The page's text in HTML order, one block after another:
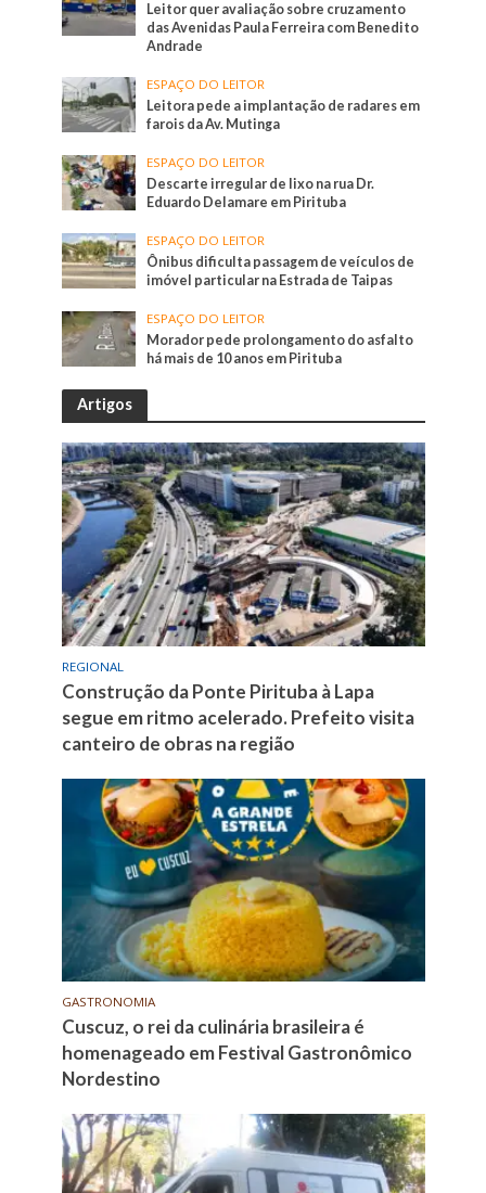
Leitor quer avaliação sobre cruzamento
das Avenidas Paula Ferreira com Benedito
Andrade
ESPAÇO DO LEITOR
Leitora pede a implantação de radares em
farois da Av. Mutinga
ESPAÇO DO LEITOR
Descarte irregular de lixo na rua Dr.
Eduardo Delamare em Pirituba
ESPAÇO DO LEITOR
Ônibus dificulta passagem de veículos de
imóvel particular na Estrada de Taipas
ESPAÇO DO LEITOR
Morador pede prolongamento do asfalto
há mais de 10 anos em Pirituba
Artigos
REGIONAL
Construção da Ponte Pirituba à Lapa
segue em ritmo acelerado. Prefeito visita
canteiro de obras na região
GASTRONOMIA
Cuscuz, o rei da culinária brasileira é
homenageado em Festival Gastronômico
Nordestino